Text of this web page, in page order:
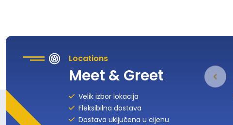
Locations
Meet & Greet
Velik izbor lokacija
Fleksibilna dostava
Dostava uključena u cijenu